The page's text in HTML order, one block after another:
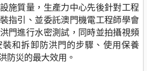
施質量，生產力中心先後針對工程
指引、並委託澳門機電工程師學會
門進行水密測試，同時並拍攝視頻
和拆卸防洪門的步驟、使用保養
防災的最大效用。